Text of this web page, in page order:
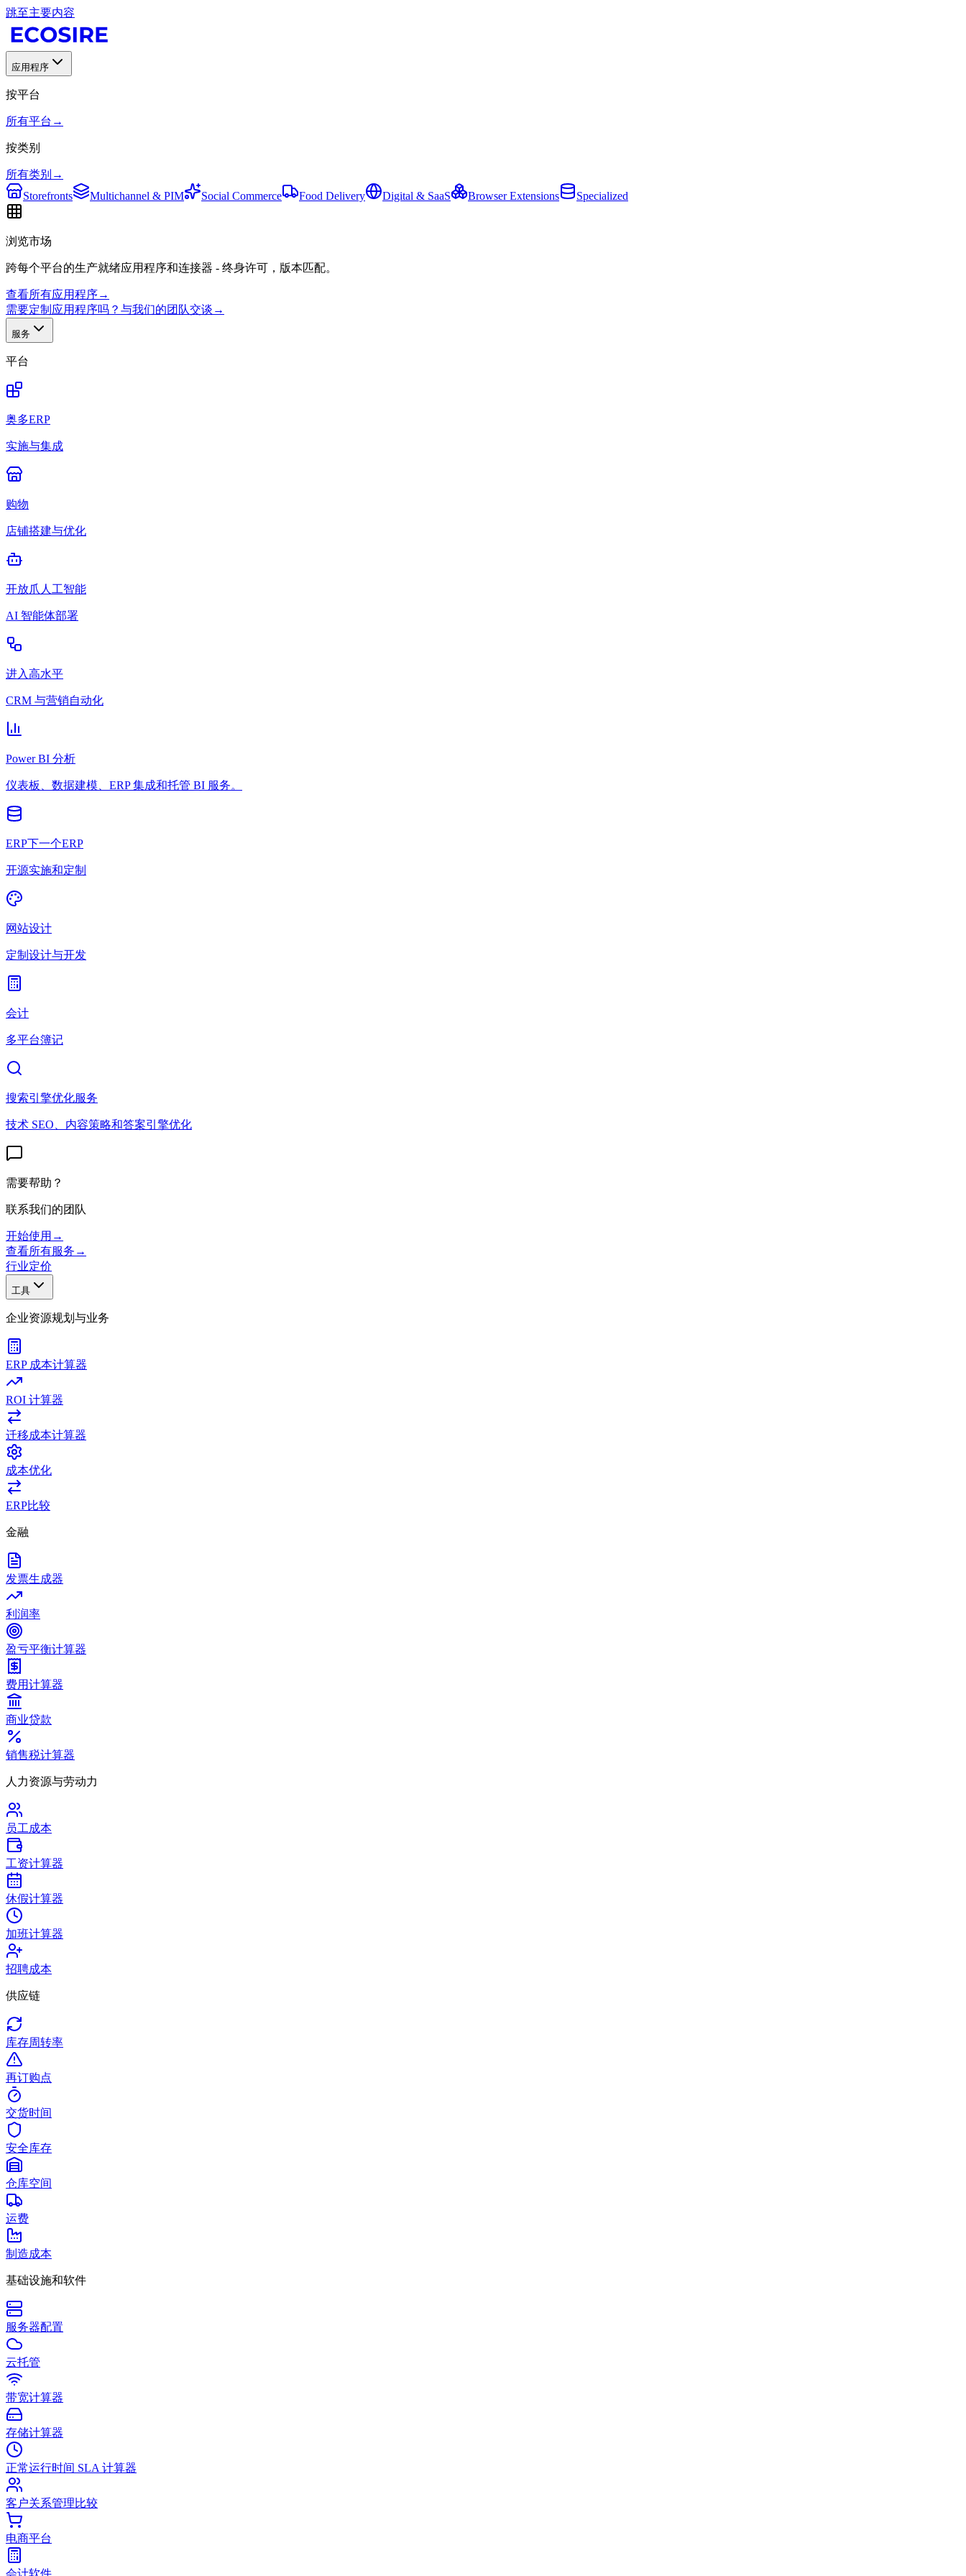
跳至主要内容
应用程序
按平台
所有平台 →
按类别
所有类别 →
Storefronts
Multichannel & PIM Social Commerce Food Delivery Digital & SaaS Browser Extensions Specialized
浏览市场
跨每个平台的生产就绪应用程序和连接器 - 终身许可，版本匹配。
查看所有应用程序→
需要定制应用程序吗？与我们的团队交谈 →
服务
平台
奥多ERP
实施与集成
购物
店铺搭建与优化
开放爪人工智能
AI 智能体部署
进入高水平
CRM 与营销自动化
Power BI 分析
仪表板、数据建模、ERP 集成和托管 BI 服务。
ERP下一个ERP
开源实施和定制
网站设计
定制设计与开发
会计
多平台簿记
搜索引擎优化服务
技术 SEO、内容策略和答案引擎优化
需要帮助？
联系我们的团队
开始使用 →
查看所有服务 →
行业定价
工具
企业资源规划与业务
ERP 成本计算器
ROI 计算器
迁移成本计算器
成本优化
ERP比较
金融
发票生成器
利润率
盈亏平衡计算器
费用计算器
商业贷款
销售税计算器
人力资源与劳动力
员工成本
工资计算器
休假计算器
加班计算器
招聘成本
供应链
库存周转率
再订购点
交货时间
安全库存
仓库空间
运费
制造成本
基础设施和软件
服务器配置
云托管
带宽计算器
存储计算器
正常运行时间 SLA 计算器
客户关系管理比较
电商平台
会计软件